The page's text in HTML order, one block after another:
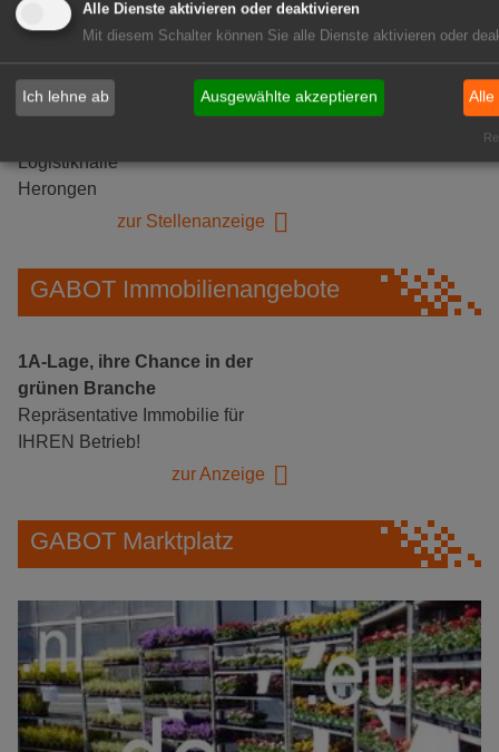
Gärtnerei Hanns
Logistikhalle
Herongen
zur Stellenanzeige
GABOT Immobilienangebote
1A-Lage, ihre Chance in der
grünen Branche
Repräsentative Immobilie für
IHREN Betrieb!
zur Anzeige
GABOT Marktplatz
Alle Dienste aktivieren oder deaktivieren
Mit diesem Schalter können Sie alle Dienste aktivieren oder
Ich lehne ab Ausgewählte akzeptieren Alle